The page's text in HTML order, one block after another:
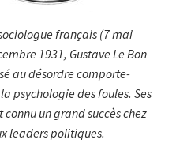
français (7 mai
1931, Gustave Le Bon
au désordre comporte­
psychologie des foules. Ses
connu un grand succès chez
leaders politi­ques.